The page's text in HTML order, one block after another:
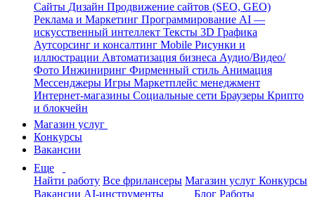
Сайты Дизайн Продвижение сайтов (SEO, GEO)
Реклама и Маркетинг Программирование AI —
искусственный интеллект Тексты 3D Графика
Аутсорсинг и консалтинг Mobile Рисунки и
иллюстрации Автоматизация бизнеса Аудио/Видео/
Фото Инжиниринг Фирменный стиль Анимация
Мессенджеры Игры Маркетплейс менеджмент
Интернет-магазины Социальные сети Браузеры Крипто
и блокчейн
Магазин услуг
Конкурсы
Вакансии
Еще
Найти работу Все фрилансеры Магазин услуг Конкурсы
Вакансии AI-инструменты Блог Работы